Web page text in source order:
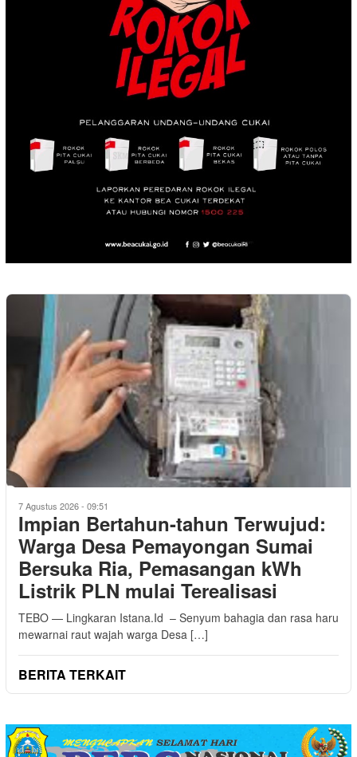
7 Agustus 2026 - 09:51
Impian Bertahun-tahun Terwujud:
Warga Desa Pemayongan Sumai
Bersuka Ria, Pemasangan kWh
Listrik PLN mulai Terealisasi
TEBO — Lingkaran Istana.Id – Senyum bahagia dan rasa haru
mewarnai raut wajah warga Desa […]
BERITA TERKAIT